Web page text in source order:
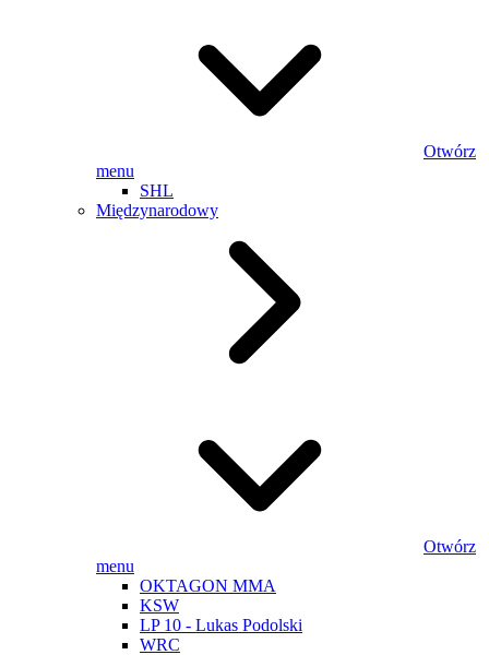
Otwórz
menu
SHL
Międzynarodowy
Otwórz
menu
OKTAGON MMA
KSW
LP 10 - Lukas Podolski
WRC